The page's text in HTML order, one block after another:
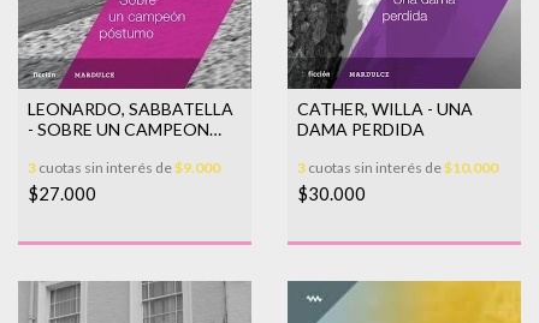
LEONARDO, SABBATELLA
- SOBRE UN CAMPEON
3 cuotas sin interés de$9.000
$27.000
CATHER, WILLA - UNA
DAMA PERDIDA
3 cuotas sin interés de$10.000
$30.000